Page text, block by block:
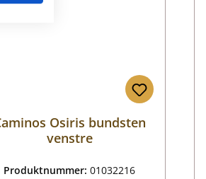
Osiris bundsten
venstre
Produktnummer:01032216